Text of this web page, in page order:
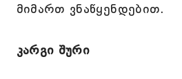
მიმართ ვნაწყენდებით.
კარგი შური